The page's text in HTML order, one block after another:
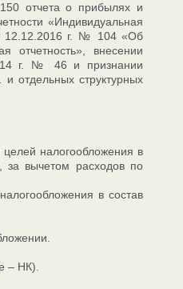
отчета о прибылях и
«Индивидуальная
12.12.2016 г. № 104 «Об
отчетность», внесении
г. № 46 и признании
отдельных структурных
налогообложения в
за вычетом расходов по
в состав
– НК).